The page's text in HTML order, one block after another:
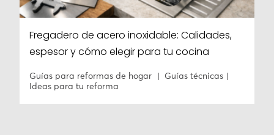
Fregadero de acero inoxidable: Calidades,
espesor y cómo elegir para tu cocina
Guías para reformas de hogar
Guías técnicas
Ideas para tu reforma